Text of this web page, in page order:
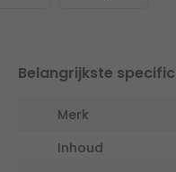
Belangrijkste
Merk
Inhoud